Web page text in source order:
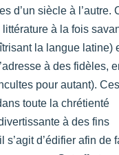
d’un siècle à l’autre.
à la fois
la langue latine)
à des fidèles,
pour autant).
toute la chrétienté
à des fins
s’agit d’édifier afin de